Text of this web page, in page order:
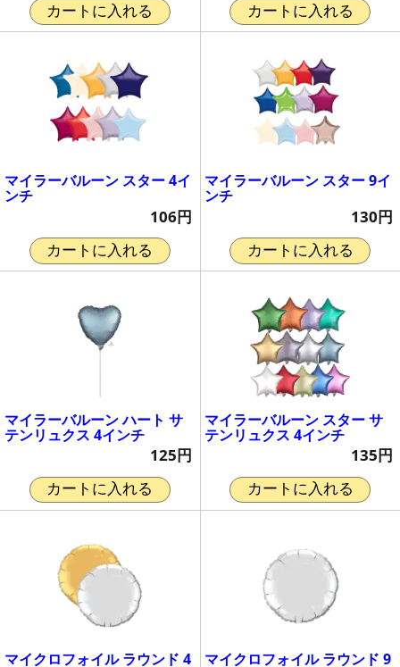
カートに入れる カートに入れる
マイラーバルーン スター 4イ
ンチ
106円
カートに入れる
マイラーバルーン スター 9イ
ンチ
130円
カートに入れる
マイラーバルーン ハート サ
テンリュクス 4インチ
125円
カートに入れる
マイラーバルーン スター サ
テンリュクス 4インチ
135円
カートに入れる
マイクロフォイル ラウンド 4 マイクロフォイル ラウンド 9